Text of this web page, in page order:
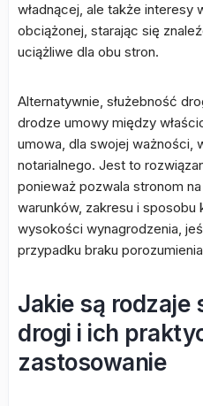
władnącej, ale także interesy
obciążonej, starając się
uciążliwe dla obu stron.
Alternatywnie, służebność
drodze umowy między
umowa, dla swojej ważności,
notarialnego. Jest to
ponieważ pozwala stronom
warunków, zakresu i sposobu
wysokości wynagrodzenia,
przypadku braku
Jakie są rodzaje
drogi i ich
zastosowanie